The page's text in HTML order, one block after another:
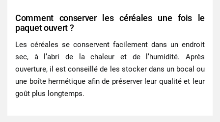
Comment conserver les céréales une fois le
paquet ouvert ?
Les céréales se conservent facilement dans un endroit
sec, à l’abri de la chaleur et de l’humidité. Après
ouverture, il est conseillé de les stocker dans un bocal ou
une boîte hermétique afin de préserver leur qualité et leur
goût plus longtemps.